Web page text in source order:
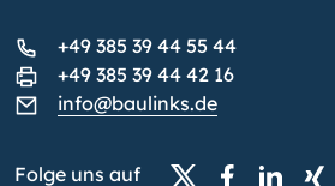
+49 385 39 44 55 44
+49 385 39 44 42 16
info@baulinks.de
Folge uns auf